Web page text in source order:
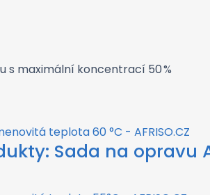
s maximální koncentrací 50 %
Sada na opravu